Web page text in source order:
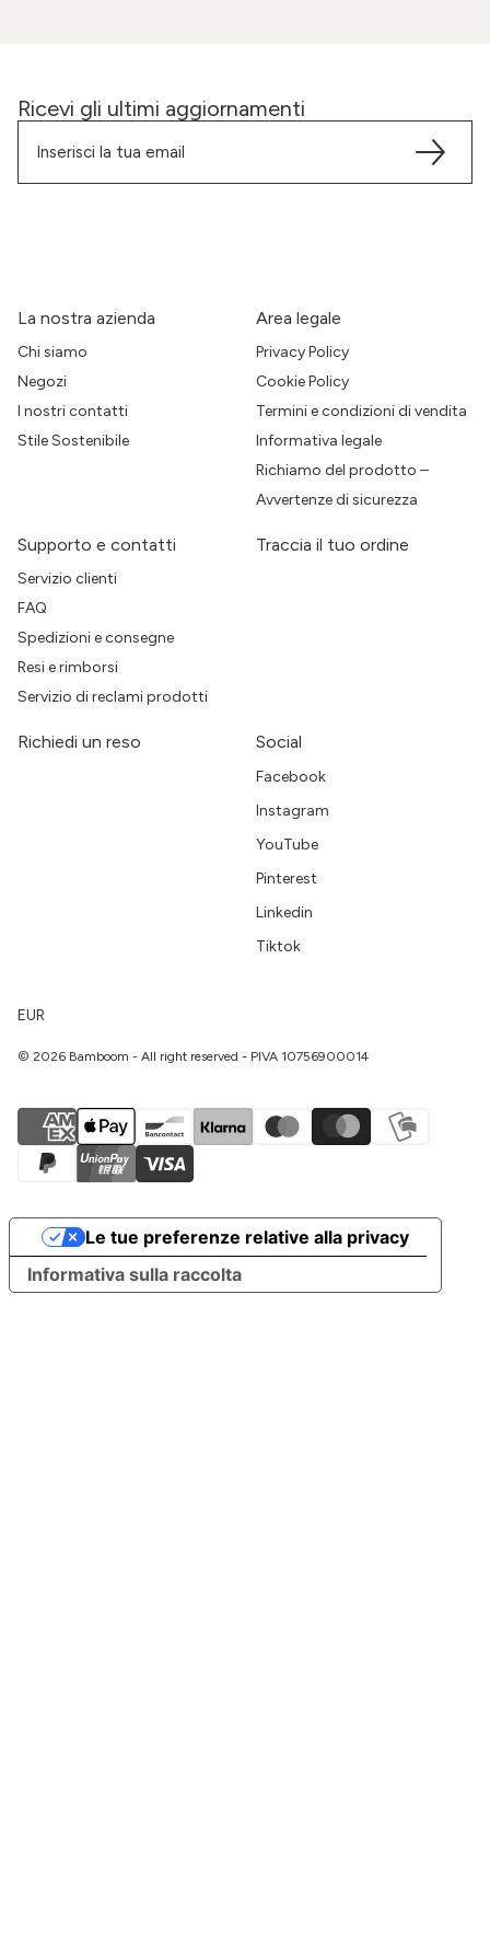
Ricevi gli ultimi aggiornamenti
La nostra azienda
Chi siamo
Negozi
I nostri contatti
Stile Sostenibile
Area legale
Privacy Policy
Cookie Policy
Termini e condizioni di vendita
Informativa legale
Richiamo del prodotto –
Avvertenze di sicurezza
Supporto e contatti
Servizio clienti
FAQ
Spedizioni e consegne
Resi e rimborsi
Servizio di reclami prodotti
Traccia il tuo ordine
Richiedi un reso Social
Facebook
Instagram
YouTube
Pinterest
Linkedin
Tiktok
EUR
© 2026 Bamboom - All right reserved - PIVA 10756900014
Informativa sulla raccolta
Le tue preferenze relative alla privacy